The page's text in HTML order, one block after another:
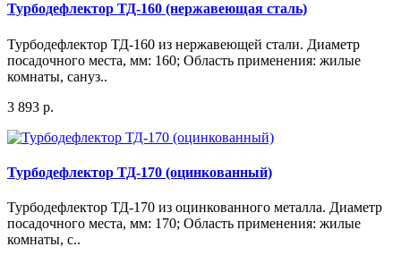
Турбодефлектор ТД-160 (нержавеющая сталь)
Турбодефлектор ТД-160 из нержавеющей стали. Диаметр
посадочного места, мм: 160; Область применения: жилые
комнаты, сануз..
3 893 р.
Турбодефлектор ТД-170 (оцинкованный)
Турбодефлектор ТД-170 из оцинкованного металла. Диаметр
посадочного места, мм: 170; Область применения: жилые
комнаты, с..